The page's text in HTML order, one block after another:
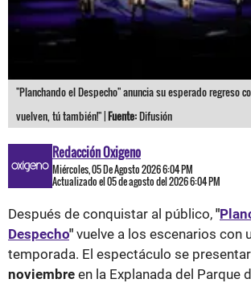
"Planchando el Despecho" anuncia su esperado regreso
vuelven, tú también!" |Fuente:Difusión
Redacción Oxigeno
Miércoles, 05 De Agosto 2026 6:04 PM
Actualizado el 05 de agosto del 2026 6:04 PM
Después de conquistar al público, "
Despecho" vuelve a los escenarios con
temporada. El espectáculo se
noviembre en la Explanada del Parque